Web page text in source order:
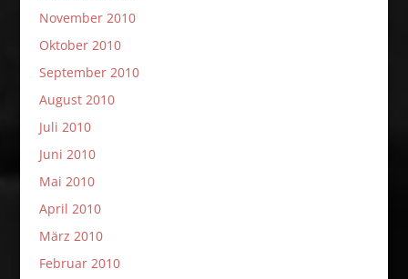
November 2010
Oktober 2010
September 2010
August 2010
Juli 2010
Juni 2010
Mai 2010
April 2010
März 2010
Februar 2010